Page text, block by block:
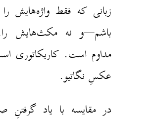
که فقط واژه‌هایش را یاد گرفته
نه مکث‌هایش را، تعرضی
است. کاریکاتوری است از یک
نگاتیو.
مقایسه با یاد گرفتنِ صداها، یاد